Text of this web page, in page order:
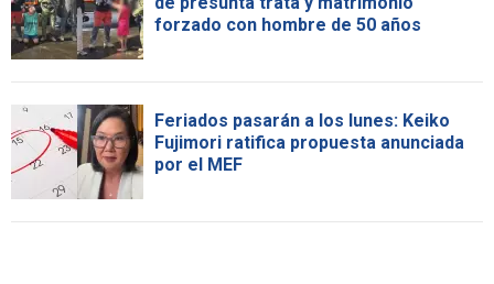
forzado con hombre de 50 años
Feriados pasarán a los lunes: Keiko
Fujimori ratifica propuesta anunciada
por el MEF